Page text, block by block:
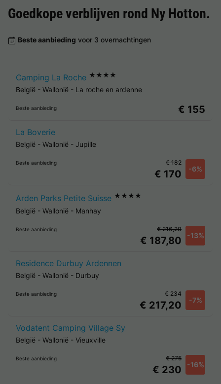
Goedkope verblijven rond Ny Hotton.
Beste aanbieding voor 3 overnachtingen
Camping La Roche ★★★★
België - Wallonië - La roche en ardenne
Beste aanbieding € 155
La Boverie
België - Wallonië - Jupille
Beste aanbieding
€ 170 -6%
€ 182
Arden Parks Petite Suisse ★★★★
België - Wallonië - Manhay
Beste aanbieding
€ 187,80 -13%
€ 216,20
Residence Durbuy Ardennen
België - Wallonië - Durbuy
Beste aanbieding
€ 217,20 -7%
€ 234
Vodatent Camping Village Sy
België - Wallonië - Vieuxville
Beste aanbieding
€ 230 -16%
€ 275